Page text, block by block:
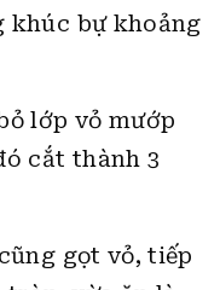
khúc bự khoảng
lớp vỏ mướp
cắt thành 3
gọt vỏ, tiếp